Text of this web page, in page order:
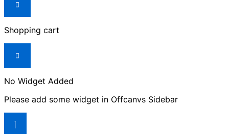
Shopping cart
No Widget Added
Please add some widget in Offcanvs Sidebar